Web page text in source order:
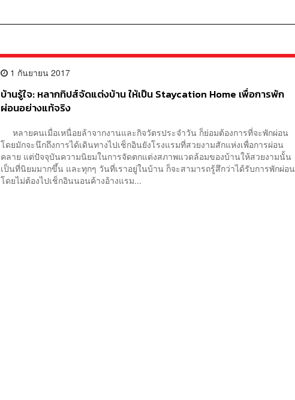
1 กันยายน 2017
บ้านรู้ใจ: หลากทิปส์จัดแต่งบ้าน ให้เป็น Staycation Home เพื่อการพัก
ผ่อนอย่างแท้จริง
หลายคนเมื่อเหนื่อยล้าจากงานและกิจวัตรประจำวัน ก็ย่อมต้องการที่จะพักผ่อน
โดยมักจะนึกถึงการได้เดินทางไปเช็กอินยังโรงแรมที่สวยงามสักแห่งเพื่อการผ่อน
คลาย แต่ปัจจุบันความนิยมในการจัดตกแต่งสภาพแวดล้อมของบ้านให้สวยงามนั้น
เป็นที่นิยมมากขึ้น และทุกๆ วันที่เราอยู่ในบ้าน ก็จะสามารถรู้สึกว่าได้รับการพักผ่อน
โดยไม่ต้องไปเช็กอินนอนค้างอ้างแรม...